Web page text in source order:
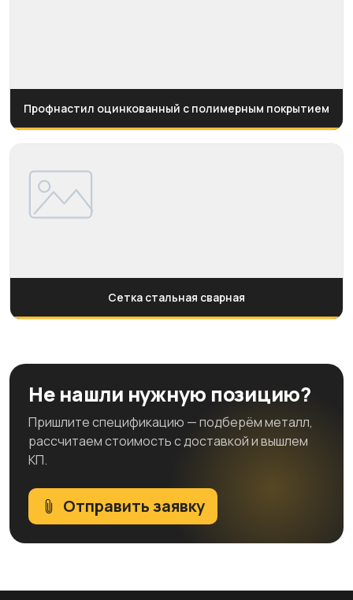
Профнастил оцинкованный с полимерным покрытием
Сетка стальная сварная
Не нашли нужную позицию?
Пришлите спецификацию — подберём металл,
рассчитаем стоимость с доставкой и вышлем
КП.
Отправить заявку